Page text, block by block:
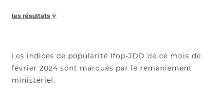
les résultats
Les indices de popularité Ifop-JDD de ce mois de
février 2024 sont marqués par le remaniement
ministériel.